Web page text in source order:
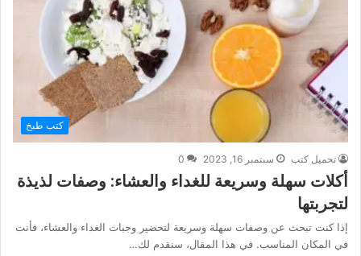
كتب طبخ
تحميل كتب سبتمبر 16, 2023 0
أكلات سهلة وسريعة للغداء والعشاء: وصفات لذيذة
لتجربتها
إذا كنت تبحث عن وصفات سهلة وسريعة لتحضير وجبات الغداء والعشاء، فأنت
في المكان المناسب. في هذا المقال، سنقدم لك…